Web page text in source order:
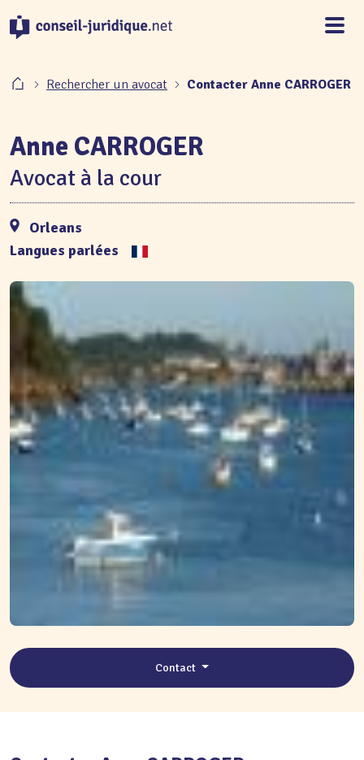
Rechercher un avocat Contacter Anne CARROGER
Anne CARROGER
Avocat à la cour
Orleans
Langues parlées
Contact